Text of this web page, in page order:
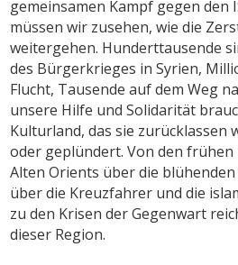
gemeinsamen Kampf gegen den
müssen wir zusehen, wie die
weitergehen. Hunderttausende
des Bürgerkrieges in Syrien,
Flucht, Tausende auf dem Weg
unsere Hilfe und Solidarität
Kulturland, das sie
oder geplündert. Von den
Alten Orients über die
über die Kreuzfahrer und die
zu den Krisen der Gegenwart
dieser Region.